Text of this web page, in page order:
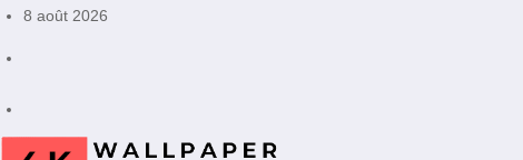
Aller8 août 2026